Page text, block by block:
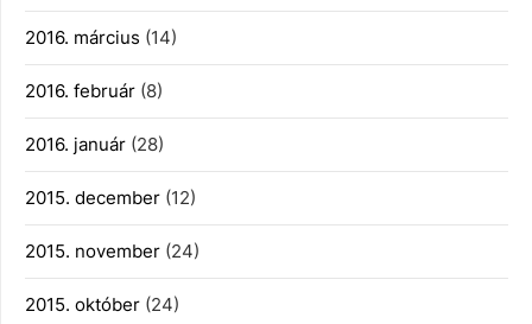
2016. március (14)
2016. február (8)
2016. január (28)
2015. december (12)
2015. november (24)
2015. október (24)